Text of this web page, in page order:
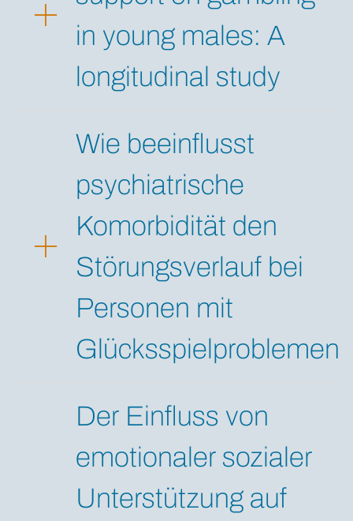
in young males: A
longitudinal study
Wie beeinflusst
psychiatrische
Komorbidität den
Störungsverlauf bei
Personen mit
Glücksspielproblemen
Der Einfluss von
emotionaler sozialer
Unterstützung auf